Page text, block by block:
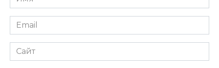
Email
Сайт